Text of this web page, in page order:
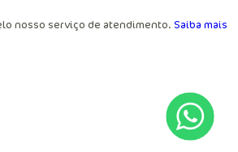
nosso serviço de atendimento. Saiba mais